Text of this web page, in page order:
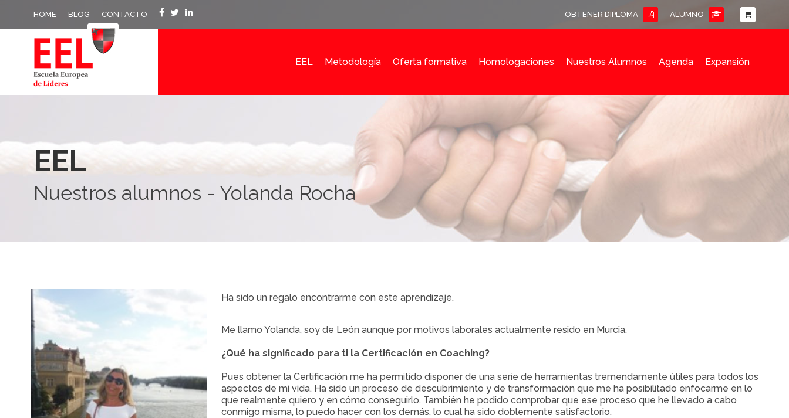
HOME BLOG CONTACTO OBTENER DIPLOMA ALUMNO
EEL Metodología Oferta formativa Homologaciones Nuestros Alumnos Agenda Expansión
EEL
Nuestros alumnos - Yolanda Rocha
Ha sido un regalo encontrarme con este aprendizaje.
Me llamo Yolanda, soy de León aunque por motivos laborales actualmente resido en Murcia.
¿Qué ha significado para ti la Certificación en Coaching?
Pues obtener la Certificación me ha permitido disponer de una serie de herramientas tremendamente útiles para todos los
aspectos de mi vida. Ha sido un proceso de descubrimiento y de transformación que me ha posibilitado enfocarme en lo
que realmente quiero y en cómo conseguirlo. También he podido comprobar que ese proceso que he llevado a cabo
conmigo misma, lo puedo hacer con los demás, lo cual ha sido doblemente satisfactorio.